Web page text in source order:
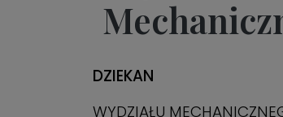
DZIEKAN
WYDZIAŁU